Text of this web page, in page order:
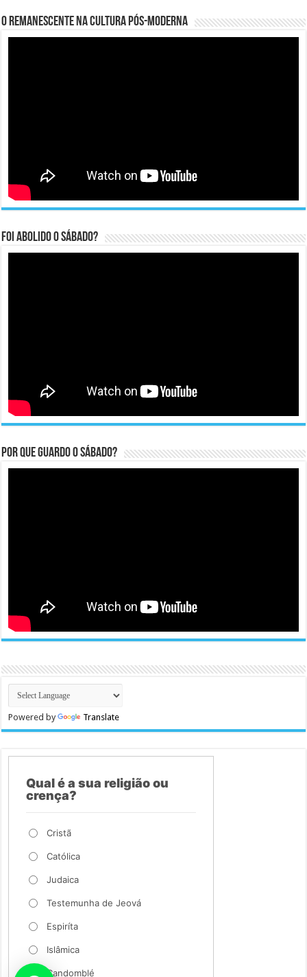
O remanescente na cultura pós-moderna
Foi abolido o sábado?
Por que guardo o Sábado?
Powered by Translate
Qual é a sua religião ou
crença?
Cristã
Católica
Judaica
Testemunha de Jeová
Espiríta
Islâmica
Candomblé